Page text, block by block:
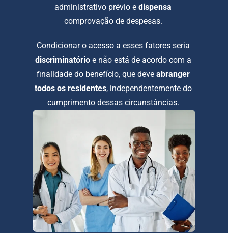
administrativo prévio e dispensa
comprovação de despesas.
discriminatório e não está de acordo com a
finalidade do benefício, que deve abranger
todos os residentes, independentemente do
cumprimento dessas circunstâncias.